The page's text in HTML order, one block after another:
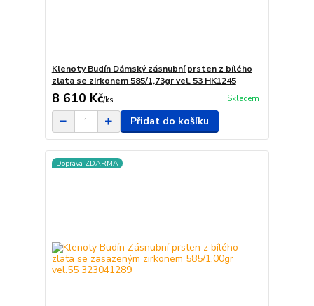
Klenoty Budín Dámský zásnubní prsten z bílého
zlata se zirkonem 585/1,73gr vel. 53 HK1245
8 610 Kč/ks Skladem
Přidat do košíku
Doprava ZDARMA